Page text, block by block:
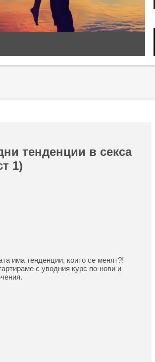
тенденции в секса
1)
има тенденции, които се менят?!
с уводния курс по-нови и